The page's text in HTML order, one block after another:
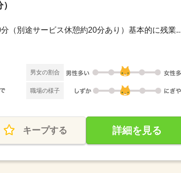
（別途サービス休憩約20分あり）基本的に残業
男女の割合
職場の様子
キープする 詳細を見る